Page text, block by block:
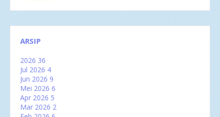
ARSIP
2026 36
Jul 2026 4
Jun 2026 9
Mei 2026 6
Apr 2026 5
Mar 2026 2